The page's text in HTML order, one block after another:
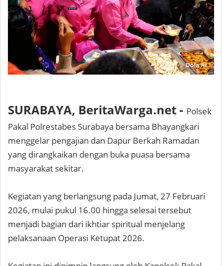
SURABAYA, BeritaWarga.net - Polsek
Pakal Polrestabes Surabaya bersama Bhayangkari
menggelar pengajian dan Dapur Berkah Ramadan
yang dirangkaikan dengan buka puasa bersama
masyarakat sekitar.
Kegiatan yang berlangsung pada Jumat, 27 Februari
2026, mulai pukul 16.00 hingga selesai tersebut
menjadi bagian dari ikhtiar spiritual menjelang
pelaksanaan Operasi Ketupat 2026.